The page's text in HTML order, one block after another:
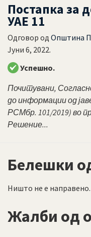
Постапка за
УАЕ 11
Одговор од Општина
Јуни 6, 2022.
Успешно.
Почитувани,
до информации од
РСМбр. 101/2019) во
Решение...
Белешки
Ништо не е направено.
Жалби од